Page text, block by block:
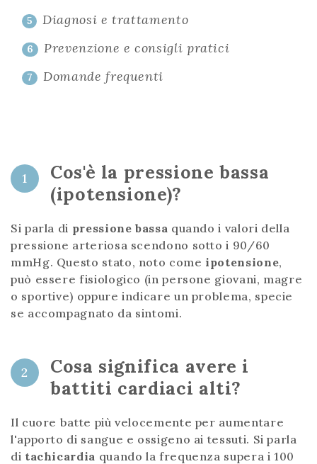
5 Diagnosi e trattamento
6 Prevenzione e consigli pratici
7 Domande frequenti
1
Cos'è la pressione bassa
(ipotensione)?
Si parla di pressione bassa quando i valori della
pressione arteriosa scendono sotto i 90/60
mmHg. Questo stato, noto come ipotensione,
può essere fisiologico (in persone giovani, magre
o sportive) oppure indicare un problema, specie
se accompagnato da sintomi.
2
Cosa significa avere i
battiti cardiaci alti?
Il cuore batte più velocemente per aumentare
l'apporto di sangue e ossigeno ai tessuti. Si parla
di tachicardia quando la frequenza supera i 100